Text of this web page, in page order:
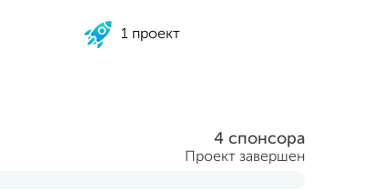
1 проект
4 спонсора
Проект завершен